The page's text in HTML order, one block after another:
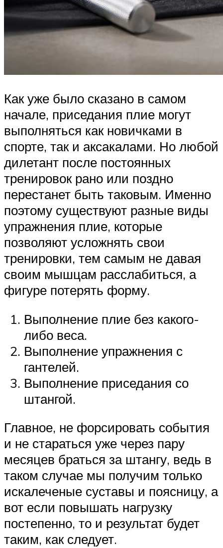
Как уже было сказано в самом
начале, приседания плие могут
выполняться как новичками в
спорте, так и аксакалами. Но любой
дилетант после постоянных
тренировок рано или поздно
перестанет быть таковым. Именно
поэтому существуют разные виды
упражнения плие, которые
позволяют усложнять свои
тренировки, тем самым не давая
своим мышцам расслабиться, а
фигуре потерять форму.
Выполнение плие без какого-
либо веса.
Выполнение упражнения с
гантелей.
Выполнение приседания со
штангой.
Главное, не форсировать события
и не стараться уже через пару
месяцев браться за штангу, ведь в
таком случае мы получим только
искалеченые суставы и поясницу, а
вот если повышать нагрузку
постепенно, то и результат будет
таким, как следует.